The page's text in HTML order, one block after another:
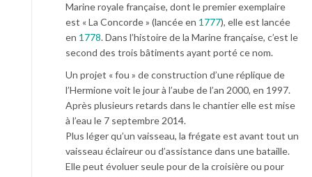
Marine royale française, dont le premier exemplaire
est « La Concorde » (lancée en 1777), elle est lancée
en 1778. Dans l’histoire de la Marine française, c’est le
second des trois bâtiments ayant porté ce nom.
Un projet « fou » de construction d’une réplique de
l’Hermione voit le jour à l’aube de l’an 2000, en 1997.
Après plusieurs retards dans le chantier elle est mise
à l’eau le 7 septembre 2014.
Plus léger qu’un vaisseau, la frégate est avant tout un
vaisseau éclaireur ou d’assistance dans une bataille.
Elle peut évoluer seule pour de la croisière ou pour